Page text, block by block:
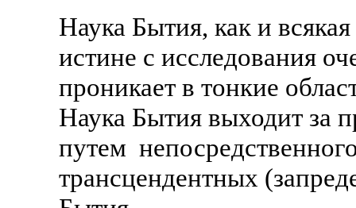
Наука Бытия, как и
истине с исследования
проникает в тонкие
Наука Бытия выходит за
путем
трансцендентных